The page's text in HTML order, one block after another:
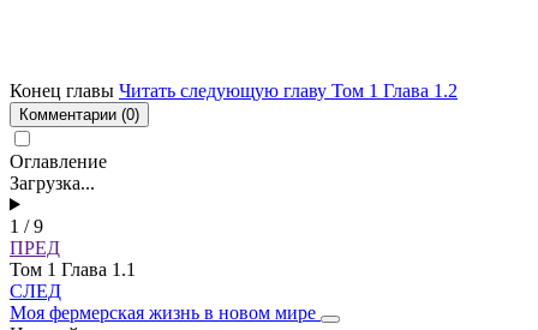
Конец главы Читать следующую главу Том 1 Глава 1.2
Комментарии (0)
Оглавление
Загрузка...
1 / 9
ПРЕД
Том 1 Глава 1.1
СЛЕД
Моя фермерская жизнь в новом мире